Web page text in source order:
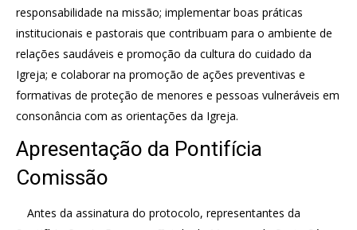
responsabilidade na missão; implementar boas práticas
institucionais e pastorais que contribuam para o ambiente de
relações saudáveis e promoção da cultura do cuidado da
Igreja; e colaborar na promoção de ações preventivas e
formativas de proteção de menores e pessoas vulneráveis em
consonância com as orientações da Igreja.
Apresentação da Pontifícia
Comissão
Antes da assinatura do protocolo, representantes da